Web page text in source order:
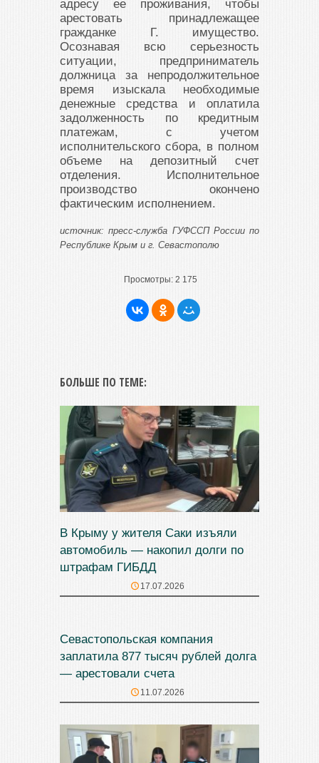
адресу ее проживания, чтобы
арестовать принадлежащее
гражданке Г. имущество.
Осознавая всю серьезность
ситуации, предприниматель
должница за непродолжительное
время изыскала необходимые
денежные средства и оплатила
задолженность по кредитным
платежам, с учетом
исполнительского сбора, в полном
объеме на депозитный счет
отделения. Исполнительное
производство окончено
фактическим исполнением.
источник: пресс-служба ГУФССП России по
Республике Крым и г. Севастополю
Просмотры: 2 175
БОЛЬШЕ ПО ТЕМЕ:
В Крыму у жителя Саки изъяли
автомобиль — накопил долги по
штрафам ГИБДД
17.07.2026
Севастопольская компания
заплатила 877 тысяч рублей долга
— арестовали счета
11.07.2026